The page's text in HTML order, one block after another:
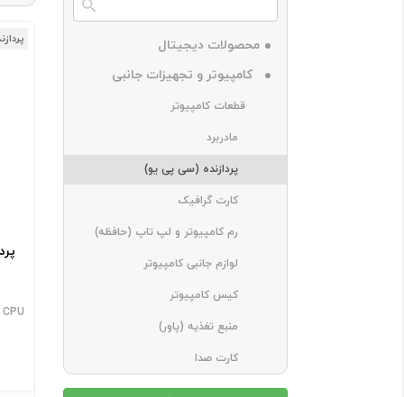
محصولات دیجیتال
کامپیوتر و تجهیزات جانبی
قطعات کامپیوتر
مادربرد
پردازنده (سی پی یو)
کارت گرافیک
رم کامپیوتر و لپ تاپ (حافظه)
لوازم جانبی کامپیوتر
کیس کامپیوتر
منبع تغذیه (پاور)
کارت صدا